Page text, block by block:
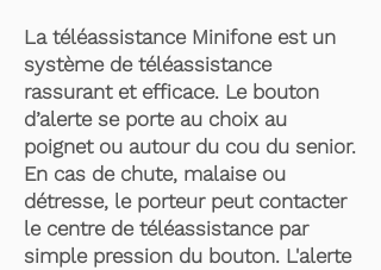
La téléassistance Minifone est un
système de téléassistance
rassurant et efficace. Le bouton
d’alerte se porte au choix au
poignet ou autour du cou du senior.
En cas de chute, malaise ou
détresse, le porteur peut contacter
le centre de téléassistance par
simple pression du bouton. L'alerte